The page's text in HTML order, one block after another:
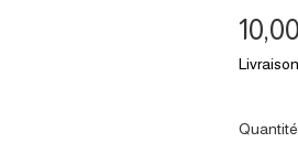
Quantité